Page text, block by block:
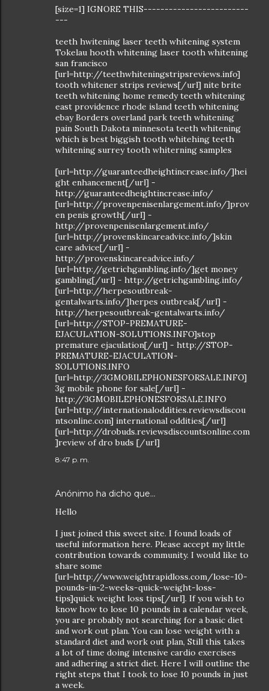
[size=1] IGNORE THIS-------------------------
---
teeth hwitening laser teeth whitening system
Tokelau hooth whitening laser tooth whitening
san francisco
[url=http://teethwhiteningstripsreviews.info]
tooth whitener strips reviews[/url] nite brite
teeth whitening home remedy teeth whitening
east providence rhode island teeth whitening
ebay Borders overland park teeth whitening
pain South Dakota minnesota teeth whitening
which is best biggish tooth whitehing teeth
whitening surrey tooth whiterning samples
[url=http://guaranteedheightincrease.info/]hei
ght enhancement[/url] -
http://guaranteedheightincrease.info/
[url=http://provenpenisenlargement.info/]prov
en penis growth[/url] -
http://provenpenisenlargement.info/
[url=http://provenskincareadvice.info/]skin
care advice[/url] -
http://provenskincareadvice.info/
[url=http://getrichgambling.info/]get money
gambling[/url] - http://getrichgambling.info/
[url=http://herpesoutbreak-
gentalwarts.info/]herpes outbreak[/url] -
http://herpesoutbreak-gentalwarts.info/
[url=http://STOP-PREMATURE-
EJACULATION-SOLUTIONS.INFO]stop
premature ejaculation[/url] - http://STOP-
PREMATURE-EJACULATION-
SOLUTIONS.INFO
[url=http://3GMOBILEPHONESFORSALE.INFO]
3g mobile phone for sale[/url] -
http://3GMOBILEPHONESFORSALE.INFO
[url=http://internationaloddities.reviewsdiscou
ntsonline.com] international oddities[/url]
[url=http://drobuds.reviewsdiscountsonline.com
]review of dro buds [/url]
8:47 p. m.
Anónimo ha dicho que…
Hello
I just joined this sweet site. I found loads of
useful information here. Please accept my little
contribution towards community. I would like to
share some
[url=http://www.weightrapidloss.com/lose-10-
pounds-in-2-weeks-quick-weight-loss-
tips]quick weight loss tips[/url]. If you wish to
know how to lose 10 pounds in a calendar week,
you are probably not searching for a basic diet
and work out plan. You can lose weight with a
standard diet and work out plan, Still this takes
a lot of time doing intensive cardio exercises
and adhering a strict diet. Here I will outline the
right steps that I took to lose 10 pounds in just
a week.